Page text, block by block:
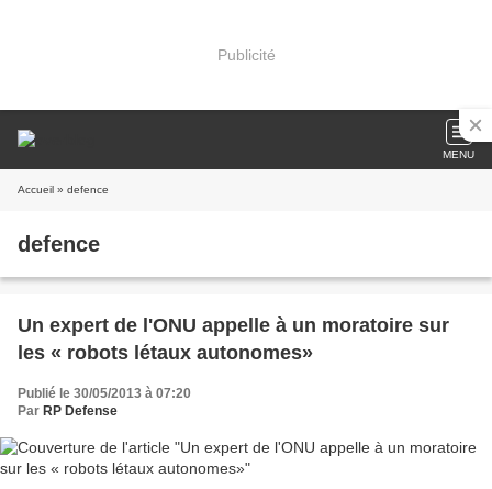
Publicité
MENU
Accueil » defence
defence
Un expert de l'ONU appelle à un moratoire sur
les « robots létaux autonomes»
Publié le 30/05/2013 à 07:20
Par RP Defense